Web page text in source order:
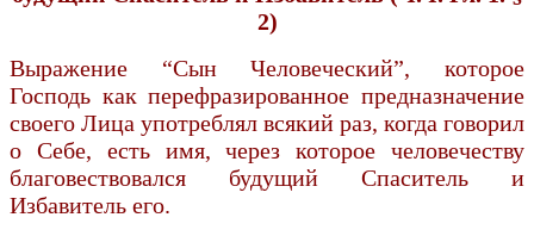
2)
Выражение “Сын Человеческий”, которое
Господь как пере­фразированное предназначение
своего Лица употреблял всякий раз, когда говорил
о Себе, есть имя, через которое человечеству
благовествовался будущий Спаситель и
Избавитель его.